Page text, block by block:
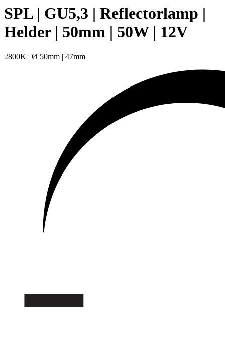
SPL | GU5,3 | Reflectorlamp |
Helder | 50mm | 50W | 12V
2800K | Ø 50mm | 47mm